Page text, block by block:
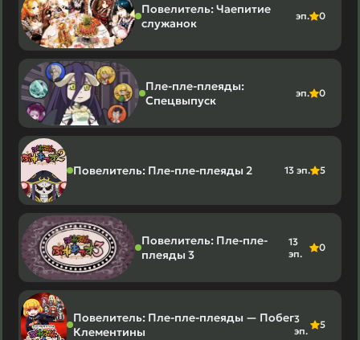
Повелитель: Чаепитие
служанок
эп. 0
Пле-пле-плеяды:
Спецвыпуск
эп. 0
Повелитель: Пле-пле-плеяды 2 13 эп. 5
Повелитель: Пле-пле-
плеяды 3
13
эп.
0
Повелитель: Пле-пле-плеяды — Побег
Клементины
3
эп.
5